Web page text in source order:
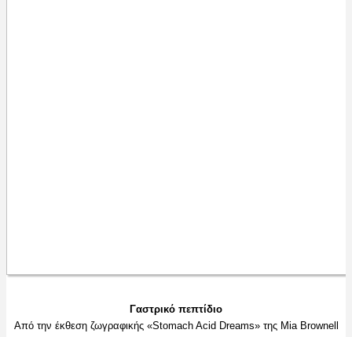
Γαστρικό πεπτίδιο
Από την έκθεση ζωγραφικής «Stomach Acid Dreams»της Mia Brownell